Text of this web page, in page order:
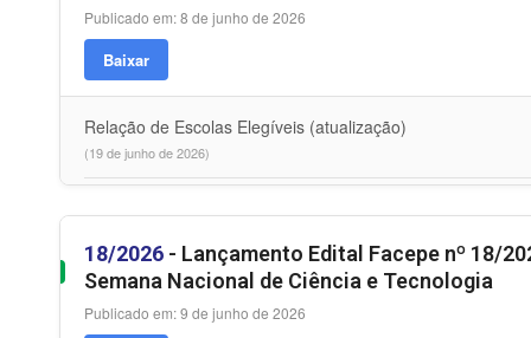
Publicado em: 8 de junho de 2026
Baixar
Relação de Escolas Elegíveis (atualização)
(19 de junho de 2026)
18/2026 - Lançamento Edital Facepe nº 18/
Semana Nacional de Ciência e Tecnologia
Publicado em: 9 de junho de 2026